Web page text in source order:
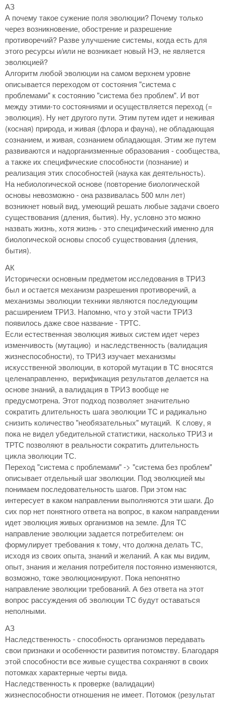
АЗ
А почему такое сужение поля эволюции? Почему только
через возникновение, обострение и разрешение
противоречий? Разве улучшение системы, когда есть для
этого ресурсы и/или не возникает новый НЭ, не является
эволюцией?
Алгоритм любой эволюции на самом верхнем уровне
описывается переходом от состояния "система с
проблемами" к состоянию "система без проблем". И вот
между этими-то состояниями и осуществляется переход (=
эволюция). Ну нет другого пути. Этим путем идет и неживая
(косная) природа, и живая (флора и фауна), не обладающая
сознанием, и живая, сознанием обладающая. Этим же путем
развиваются и надорганизменные образования - сообщества,
а также их специфические способности (познание) и
реализация этих способностей (наука как деятельность).
На небиологической основе (повторение биологической
основы невозможно - она развивалась 500 млн лет)
возникнет новый вид, умеющий решать любые задачи своего
существования (дления, бытия). Ну, условно это можно
назвать жизнь, хотя жизнь - это специфический именно для
биологической основы способ существования (дления,
бытия).
АК
Исторически основным предметом исследования в ТРИЗ
был и остается механизм разрешения противоречий, а
механизмы эволюции техники являются последующим
расширением ТРИЗ. Напомню, что у этой части ТРИЗ
появилось даже свое название - ТРТС.
Если естественная эволюция живых систем идет через
изменчивость (мутацию) и наследственность (валидация
жизнеспособности), то ТРИЗ изучает механизмы
искусственной эволюции, в которой мутации в ТС вносятся
целенаправленно, верификация результатов делается на
основе знаний, а валидация в ТРИЗ вообще не
предусмотрена. Этот подход позволяет значительно
сократить длительность шага эволюции ТС и радикально
снизить количество "необязательных" мутаций. К слову, я
пока не видел убедительной статистики, насколько ТРИЗ и
ТРТС позволяют в реальности сократить длительность
цикла эволюции ТС.
Переход "система с проблемами" -> "система без проблем"
описывает отдельный шаг эволюции. Под эволюцией мы
понимаем последовательность шагов. При этом нас
интересует в каком направлении выполняются эти шаги. До
сих пор нет понятного ответа на вопрос, в каком направдении
идет эволюция живых организмов на земле. Для ТС
направление эволюции задается потребителем: он
формулирует требования к тому, что должна делать ТС,
исходя из своих опыта, знаний и желаний. А как мы видим,
опыт, знания и желания потребителя постоянно изменяются,
возможно, тоже эволюционируют. Пока непонятно
направление эволюции требований. А без ответа на этот
вопрос рассуждения об эволюции ТС будут оставаться
неполными.
АЗ
Наследственность - способность организмов передавать
свои признаки и особенности развития потомству. Благодаря
этой способности все живые существа сохраняют в своих
потомках характерные черты вида.
Наследственность к проверке (валидации)
жизнеспособности отношения не имеет. Потомок (результат